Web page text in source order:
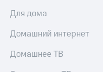
Для дома
Домашний интернет
Домашнее ТВ